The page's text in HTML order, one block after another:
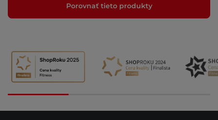
Porovnať tieto produkty